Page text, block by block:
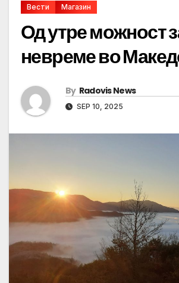
Вести Магазин
Од утре можност
невреме во
By Radovis News
SEP 10, 2025